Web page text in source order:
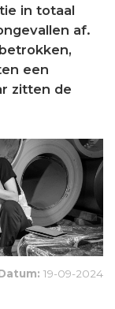
in totaal
af.
een
zitten de
19-09-2024